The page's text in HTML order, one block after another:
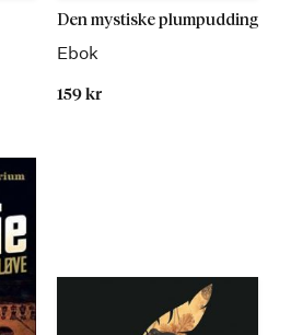
Den mystiske plumpudding
Ebok
159 kr